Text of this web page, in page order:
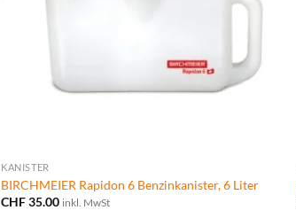
KANISTER
BIRCHMEIER Rapidon 6 Benzinkanister, 6 Liter
CHF35.00 inkl. MwSt